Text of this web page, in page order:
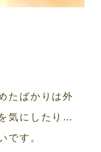
たばかりは外
気にしたり…
です。